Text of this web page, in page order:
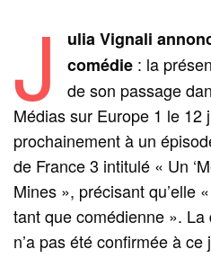
J
ulia Vignali
comédie: la
de son passage
Médias sur Europe 1 le 12
prochainement à un
de France 3 intitulé « Un
Mines », précisant qu’elle
tant que comédienne ».
n’a pas été confirmée à ce